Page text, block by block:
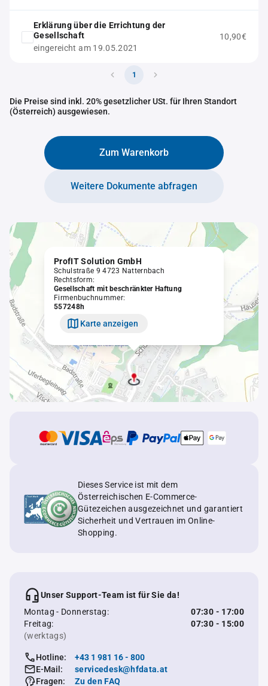
Erklärung über die Errichtung der
Gesellschaft
eingereicht am 19.05.2021
10,90€
1
Die Preise sind inkl. 20% gesetzlicher USt. für Ihren Standort
(Österreich) ausgewiesen.
Zum Warenkorb
Weitere Dokumente abfragen
ProfIT Solution GmbH
Schulstraße 9 4723 Natternbach
Rechtsform:
Gesellschaft mit beschränkter Haftung
Firmenbuchnummer:
557248h
Karte anzeigen
Dieses Service ist mit dem
Österreichischen E-Commerce-
Gütezeichen ausgezeichnet und garantiert
Sicherheit und Vertrauen im Online-
Shopping.
Unser Support-Team ist für Sie da!
Montag - Donnerstag:
07:30 - 17:00
Freitag:
07:30 - 15:00
(werktags)
Hotline:
+43 1 981 16 - 800
E-Mail:
servicedesk@hfdata.at
Fragen:
Zu den FAQ